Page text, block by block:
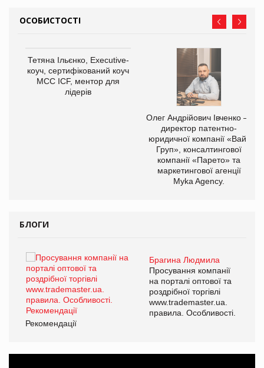
ОСОБИСТОСТІ
Тетяна Ільєнко, Executive-
коуч, сертифікований коуч
МСС ICF, ментор для
лідерів
Олег Андрійович Івченко —
директор патентно-
юридичної компанії «Вайз
Груп», консалтингової
компанії «Парето» та
маркетингової агенції
Myka Agency.
БЛОГИ
Брагина Людмила
Просування компанії
на порталі оптової та
роздрібної торгівлі
www.trademaster.ua.
правила. Особливості.
Рекомендації